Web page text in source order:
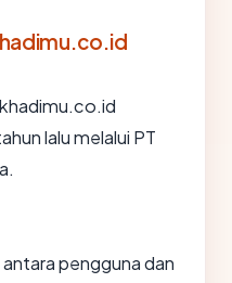
lalu melalui PT
pengguna dan